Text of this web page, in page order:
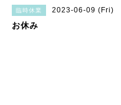
臨時休業 2023-06-09 (Fri)
お休み